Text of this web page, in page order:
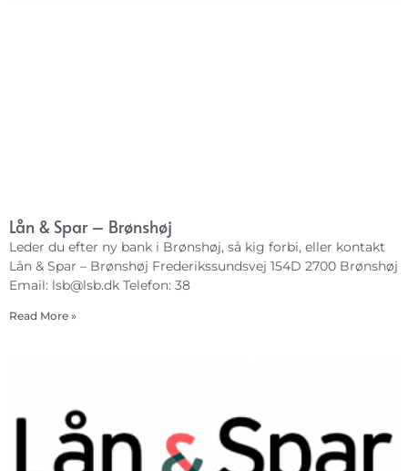
Lån & Spar – Brønshøj
Leder du efter ny bank i Brønshøj, så kig forbi, eller kontakt
Lån & Spar – Brønshøj Frederikssundsvej 154D 2700 Brønshøj
Email: lsb@lsb.dk Telefon: 38
Read More »